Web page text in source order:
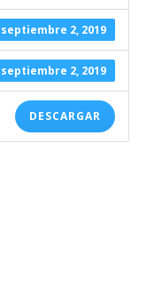
septiembre 2, 2019
septiembre 2, 2019
DESCARGAR